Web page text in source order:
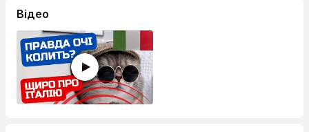
Відео